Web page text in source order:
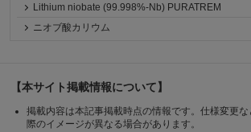
Lithium niobate (99.998%-Nb) PURATREM
ニオブ酸カリウム
【本サイト掲載情報について】
掲載内容は本記事掲載時点の情報です。仕様変更
際のイメージが異なる場合があります。